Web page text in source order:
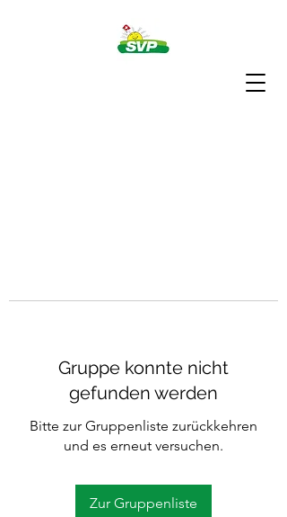
Gruppe konnte nicht
gefunden werden
Bitte zur Gruppenliste zurückkehren
und es erneut versuchen.
Zur Gruppenliste